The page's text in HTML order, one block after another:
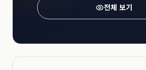
전체 보기